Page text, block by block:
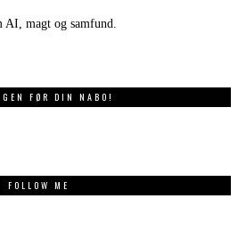
magt og samfund.
FØR DIN NABO!
FOLLOW ME